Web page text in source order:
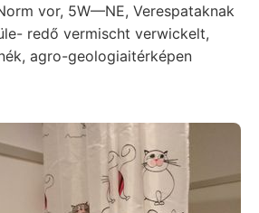
vor, 5W—NE, Verespataknak
redő vermischt verwickelt,
agro-geologiaitérképen